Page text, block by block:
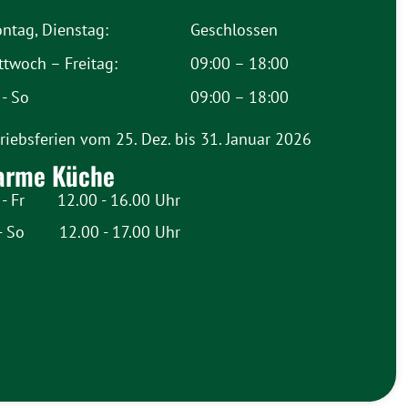
Dienstag:
Geschlossen
– Freitag:
09:00 – 18:00
So
09:00 – 18:00
vom 25. Dez. bis 31. Januar 2026
Küche
Fr
12.00 - 16.00 Uhr
So
12.00 - 17.00 Uhr